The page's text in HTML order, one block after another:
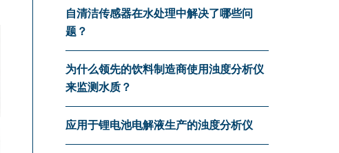
自清洁传感器在水处理中解决了哪些问
题？
为什么领先的饮料制造商使用浊度分析仪
来监测水质？
应用于锂电池电解液生产的浊度分析仪